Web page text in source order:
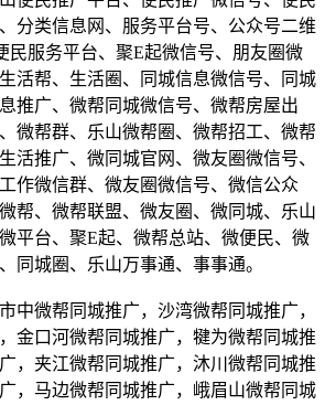
分类信息网、服务平台号、公众号二维
民服务平台、聚E起微信号、朋友圈微
活帮、生活圈、同城信息微信号、同城
推广、微帮同城微信号、微帮房屋出
微帮群、乐山微帮圈、微帮招工、微帮
活推广、微同城官网、微友圈微信号、
作微信群、微友圈微信号、微信公众
帮、微帮联盟、微友圈、微同城、乐山
平台、聚E起、微帮总站、微便民、微
同城圈、乐山万事通、事事通。
中微帮同城推广，沙湾微帮同城推广，
金口河微帮同城推广，犍为微帮同城推
，夹江微帮同城推广，沐川微帮同城推
，马边微帮同城推广，峨眉山微帮同城